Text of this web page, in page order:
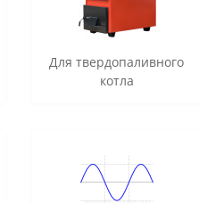
Для твердопаливного
котла